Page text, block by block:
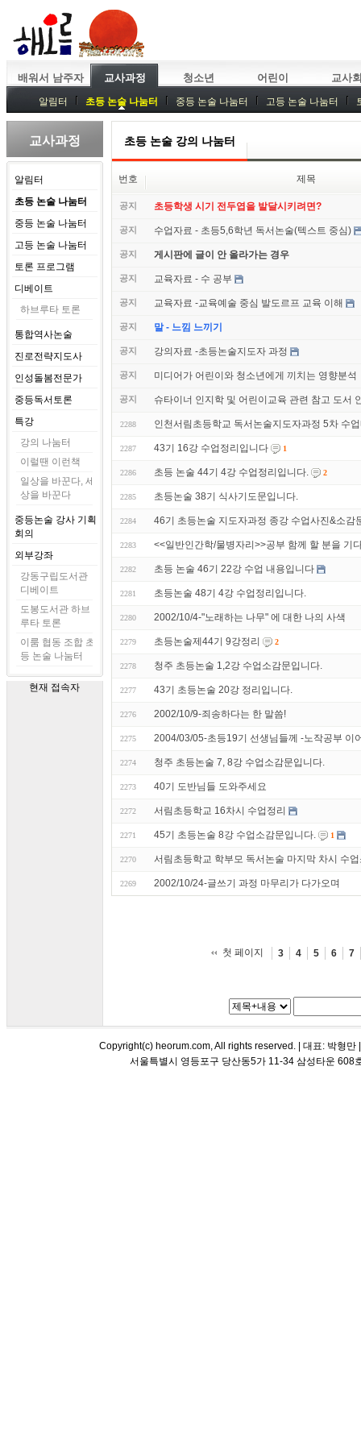
배워서 남주자 교사과정 청소년 어린이 교사
알림터 초등 논술 나눔터 중등 논술 나눔터 고등 논술 나눔터
중등독서토론
특강 중등논술 강사 기획회의 외부강좌
교사과정
알림터
초등 논술 나눔터
중등 논술 나눔터
고등 논술 나눔터
토론 프로그램
디베이트
하브루타 토론
통합역사논술
진로전략지도사
인성돌봄전문가
중등독서토론
특강
강의 나눔터
이럴땐 이런책
일상을 바꾼다, 세
상을 바꾼다
중등논술 강사 기획
회의
외부강좌
강동구립도서관
디베이트
도봉도서관 하브
루타 토론
이룸 협동 조합 초
등 논술 나눔터
현재 접속자
초등 논술 강의 나눔터
번호 제목
공지 초등학생 시기 전두엽을 발달시키려면?
공지 수업자료 - 초등5,6학년 독서논술(텍스트 중심)
공지 게시판에 글이 안 올라가는 경우
공지 교육자료 - 수 공부
공지 교육자료 -교육예술 중심 발도르프 교육 이해
공지 말 - 느낌 느끼기
공지 강의자료 -초등논술지도자 과정
공지 미디어가 어린이와 청소년에게 끼치는 영향분석
공지 슈타이너 인지학 및 어린이교육 관련 참고 도서
2288 인천서림초등학교 독서논술지도자과정 5차 수
2287 43기 16강 수업정리입니다 1
2286 초등 논술 44기 4강 수업정리입니다. 2
2285 초등논술 38기 식사기도문입니다.
2284 46기 초등논술 지도자과정 종강 수업사진&소감
2283 <<일반인간학/물병자리>>공부 함께 할 분을 기
2282 초등 논술 46기 22강 수업 내용입니다
2281 초등논술 48기 4강 수업정리입니다.
2280 2002/10/4-"노래하는 나무" 에 대한 나의 사색
2279 초등논술제44기 9강정리 2
2278 청주 초등논술 1,2강 수업소감문입니다.
2277 43기 초등논술 20강 정리입니다.
2276 2002/10/9-죄송하다는 한 말씀!
2275 2004/03/05-초등19기 선생님들께 -노작공부 이
2274 청주 초등논술 7, 8강 수업소감문입니다.
2273 40기 도반님들 도와주세요
2272 서림초등학교 16차시 수업정리
2271 45기 초등논술 8강 수업소감문입니다. 1
2270 서림초등학교 학부모 독서논술 마지막 차시 수
2269 2002/10/24-글쓰기 과정 마무리가 다가오며
첫 페이지 3 4 5 6 7
Copyright(c) heorum.com, All rights reserved. | 대표: 박형
서울특별시 영등포구 당산동5가 11-34 삼성타운